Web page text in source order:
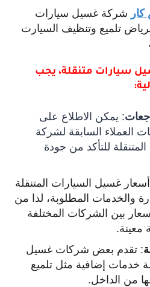
شركة غسيل سيارات
تلميع وتنظيف السيارت
سيارات متنقلة، يجب
: يمكن الاطلاع على
العملاء السابقة لشركة
للتأكد من جودة
غسيل السيارات المتنقلة
والخدمات المطلوبة، لذا من
بين الشركات المختلفة
معينة.
: تقدم بعض شركات غسيل
خدمات إضافية مثل تلميع
من الداخل.